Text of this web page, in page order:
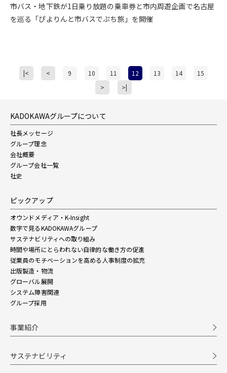
市バス・地下鉄が1日乗り放題の乗車券と市内周遊企画で名古屋
を巡る「ぴよりんと市バスでぷち旅」を開催
|< < 9 10 11 12 13 14
15
>
>|
KADOKAWAグループについて
社長メッセージ
グループ理念
会社概要
グループ会社一覧
社史
ピックアップ
オウンドメディア・K-Insight
数字で見るKADOKAWAグループ
サステナビリティへの取り組み
時間や場所にとらわれない自律的な働き方の促進
従業員のモチベーションを高める人事制度の拡充
出版製造・物流
グローバル展開
システム障害関連
グループ採用
事業紹介
サステナビリティ